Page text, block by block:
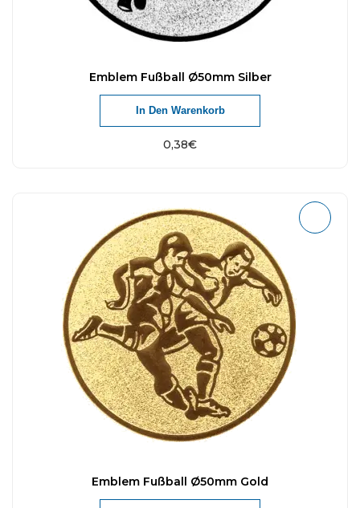
Emblem Fußball Ø50mm Silber
0,38€
In Den Warenkorb
Emblem Fußball Ø50mm Gold